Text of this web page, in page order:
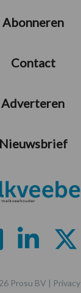
Abonneren
Contact
Adverteren
Nieuwsbrief
Prosu BV | Privacy